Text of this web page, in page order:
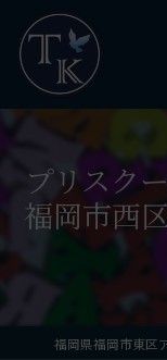
プリスク
福岡市西